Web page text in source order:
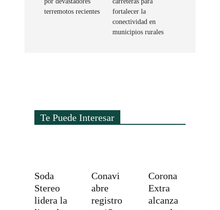
terremotos recientes
fortalecer la
conectividad en
municipios rurales
Te Puede Interesar
Soda
Stereo
lidera la
Conavi
abre
registro
Corona
Extra
alcanza